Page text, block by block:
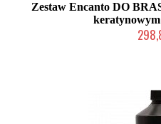
Zestaw Encanto DO